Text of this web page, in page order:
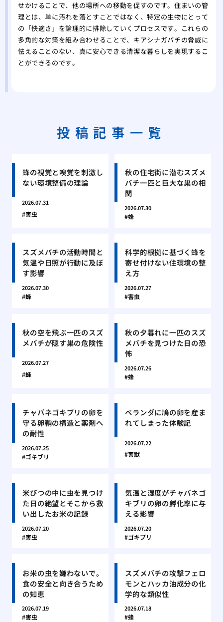
せかけることで、他の場所への移動を促すのです。住まいの管
理とは、単に汚れを落とすことではなく、特定の生物にとって
の「快適さ」を論理的に排除していくプロセスです。これらの
多角的な対策を組み合わせることで、キアシナガバチの脅威に
怯えることのない、真に安心できる清潔な暮らしを実現するこ
とができるのです。
投稿記事一覧
蜂の視覚と嗅覚を刺激し
ない環境整備の理論
2026.07.31
害虫
秋の住宅街に潜むスズメ
バチ一匹と巨大な巣の相
関
2026.07.30
蜂
スズメバチの活動時間と
気温や日照が行動に及ぼ
す影響
2026.07.30
蜂
科学的根拠に基づく蜂を
寄せ付けない住環境の整
え方
2026.07.27
害虫
秋の空を飛ぶ一匹のスズ
メバチが隠す巣の危険性
2026.07.27
蜂
秋の夕暮れに一匹のスズ
メバチを見つけた日の恐
怖
2026.07.26
蜂
チャバネゴキブリの卵を
守る卵鞘の構造と薬剤へ
の耐性
2026.07.25
ゴキブリ
ベランダに鳩の卵を産ま
れてしまった体験記
2026.07.22
害獣
米びつの中に虫を見つけ
た日の絶望とそこから救
い出したお米の記録
2026.07.20
害虫
気温と湿度がチャバネゴ
キブリの卵の孵化率に与
える影響
2026.07.20
ゴキブリ
お米の虫を嫌わないで。
食の安全と向き合うため
の知恵
2026.07.19
害虫
スズメバチの攻撃フェロ
モンとハッカ油成分の化
学的な類似性
2026.07.18
蜂